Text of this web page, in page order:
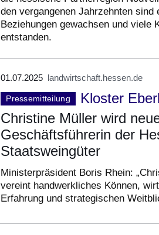
den vergangenen Jahrzehnten sind
Beziehungen gewachsen und viele
entstanden.
01.07.2025 landwirtschaft.hessen.de
Pressemitteilung
Kloster
Christine Müller wird
Geschäftsführerin der
Staatsweingüter
Ministerpräsident Boris Rhein:
vereint handwerkliches Können,
Erfahrung und strategischen